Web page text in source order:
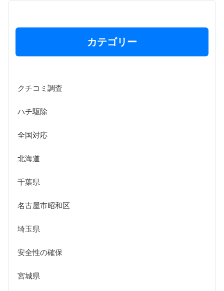
カテゴリー
クチコミ調査
ハチ駆除
全国対応
北海道
千葉県
名古屋市昭和区
埼玉県
安全性の確保
宮城県